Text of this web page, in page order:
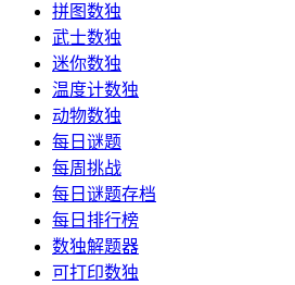
拼图数独
武士数独
迷你数独
温度计数独
动物数独
每日谜题
每周挑战
每日谜题存档
每日排行榜
数独解题器
可打印数独